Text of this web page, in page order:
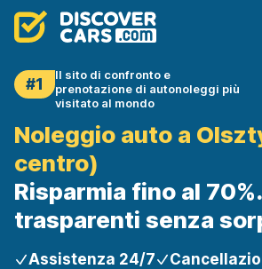
#1
Il sito di confronto e
prenotazione di autonoleggi più
visitato al mondo
Noleggio auto a
centro)
Risparmia fino al
trasparenti senza
Assistenza 24/7